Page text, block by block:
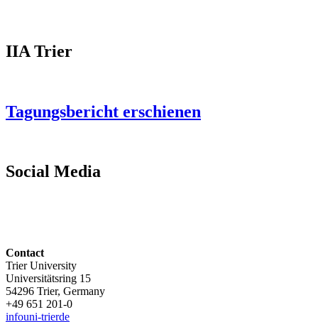
IIA Trier
Tagungsbericht erschienen
Social Media
Contact
Trier University
Universitätsring 15
54296 Trier, Germany
+49 651 201-0
infouni-trierde